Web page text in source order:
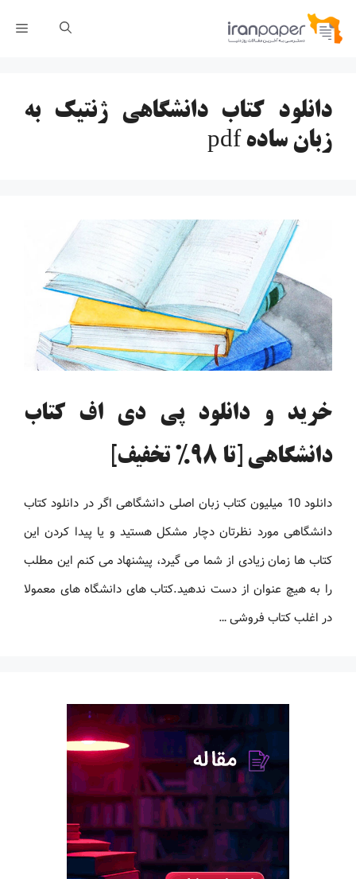
پرش
دانلود کتاب دانشگاهی ژنتیک به
زبان ساده pdf
خرید و دانلود پی دی اف کتاب
دانشگاهی [تا 98% تخفیف]
دانلود 10 میلیون کتاب زبان اصلی دانشگاهی اگر در دانلود کتاب
دانشگاهی مورد نظرتان دچار مشکل هستید و یا پیدا کردن این
کتاب ها زمان زیادی از شما می گیرد، پیشنهاد می کنم این مطلب
را به هیچ عنوان از دست ندهید.کتاب های دانشگاه های معمولا
در اغلب کتاب فروشی …